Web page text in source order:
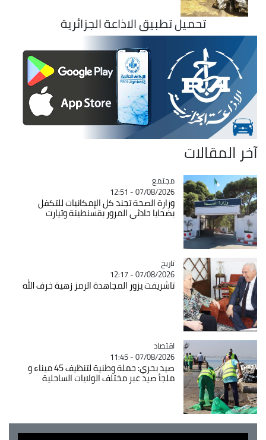
تحميل تطبيق الاذاعة الجزائرية
آخر المقالات
Catégorie
مجتمع
07/08/2026 - 12:51
وزارة الصحة تجند كل الإمكانيات للتكفل
بضحايا حادثي المرور بقسنطينة وتيارت
Catégorie
تاريخ
07/08/2026 - 12:17
تاشريفت يزور المجاهدة الرمز زهية خرف الله
Catégorie
اقتصاد
07/08/2026 - 11:45
صيد بحري: حملة وطنية لتنظيف 45 ميناء و
ملجأ صيد عبر مختلف الولايات الساحلية